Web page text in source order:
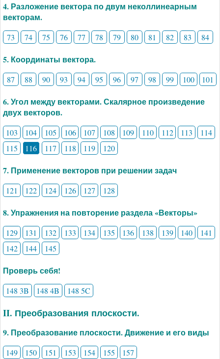
4. Разложение вектора по двум неколлинеарным
векторам.
73 74 75 76 77 78 79 80 81 82 83 84
5. Координаты вектора.
87 88 90 93 94 95 96 97 98 99 100 101
6. Угол между векторами. Скалярное произведение
двух векторов.
103 104 105 106 107 108 109 110 112 113
114
115
116 117 118 119 120
7. Применение векторов при решении задач
121 122 124 126 127 128
8. Упражнения на повторение раздела «Векторы»
129 131 132 133 134 135 136 138 139 140
141
142
144 145
Проверь себя!
148 3B 148 4B 148 5C
II. Преобразования плоскости.
9. Преобразование плоскости. Движение и его виды
149 150 151 153 154 155 157